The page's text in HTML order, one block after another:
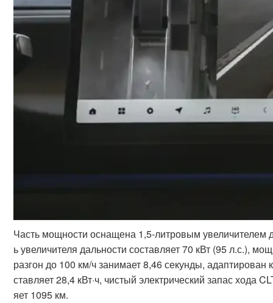
Часть мощности оснащена 1,5-литровым
ь увеличителя дальности составляет 70 кВт (95 л.с.),
разгон до 100 км/ч занимает 8,46 секунды,
ставляет 28,4 кВт·ч, чистый электрический запас хода
яет 1095 км.